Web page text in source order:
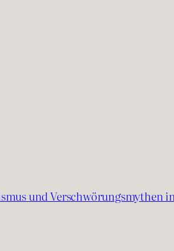
und Verschwörungsmythen